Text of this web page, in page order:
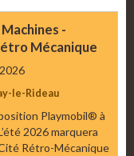
-
Mécanique
le-Rideau
Playmobil® à
2026 marquera
Rétro-Mécanique